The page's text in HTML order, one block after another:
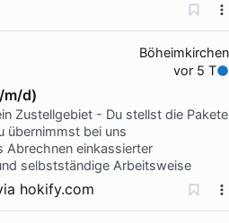
Böheimkirchen
vor 5 T
d)
Zustellgebiet - Du stellst die Pakete
übernimmst bei uns
Abrechnen einkassierter
selbstständige Arbeitsweise
hokify.com